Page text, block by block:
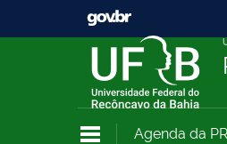
Agenda da